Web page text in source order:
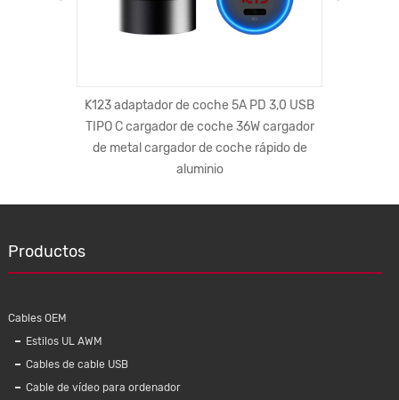
K123 adaptador de coche 5A PD 3,0 USB
TIPO C cargador de coche 36W cargador
de metal cargador de coche rápido de
aluminio
Productos
Cables OEM
Estilos UL AWM
Cables de cable USB
Cable de vídeo para ordenador